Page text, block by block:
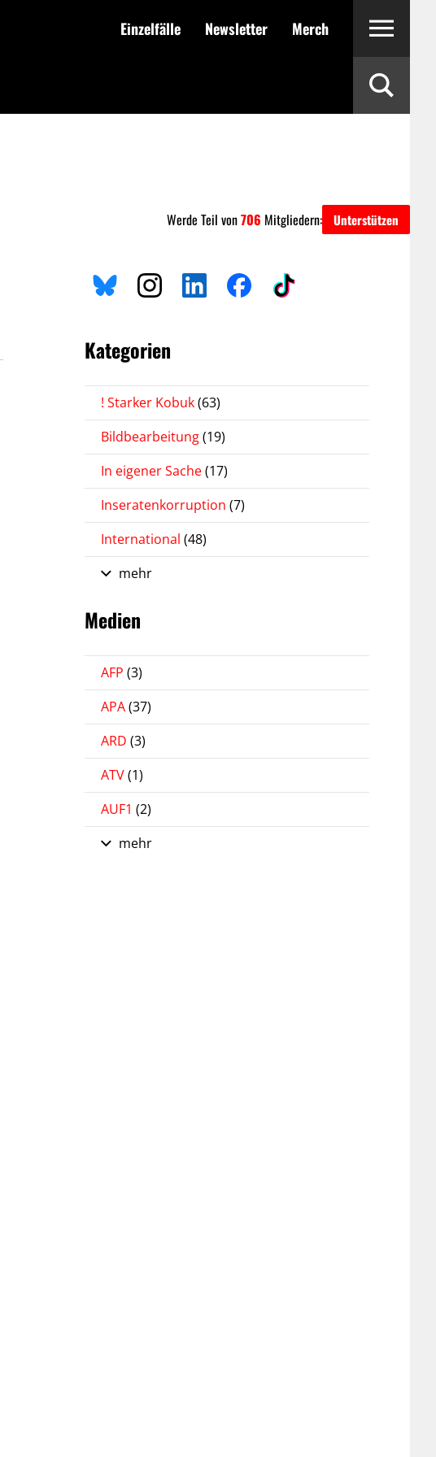
Einzelfälle Newsletter Merch
Werde Teil von706 Mitgliedern: Unterstützen
Kategorien
! Starker Kobuk(63)
Bildbearbeitung(19)
In eigener Sache(17)
Inseratenkorruption (7)
International (48)
mehr
Medien
AFP (3)
APA(37)
ARD (3)
ATV(1)
AUF1 (2)
mehr